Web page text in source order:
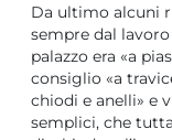
Da ultimo alcuni
sempre dal
palazzo era «a
consiglio «a
chiodi e anelli» e
semplici, che